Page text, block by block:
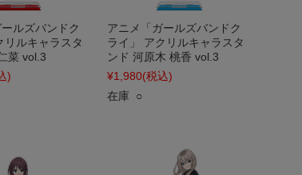
ルズバンドク
リルキャラスタ
菜 vol.3
)
アニメ「ガールズバンドク
ライ」 アクリルキャラスタ
ンド 河原木 桃香 vol.3
¥1,980(税込)
在庫 ○